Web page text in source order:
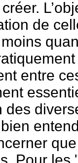
de
entre
des
Pour les